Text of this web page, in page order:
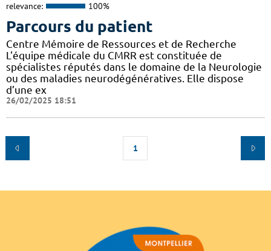
relevance: 100%
Parcours du patient
Centre Mémoire de Ressources et de Recherche
L'équipe médicale du CMRR est constituée de
spécialistes réputés dans le domaine de la Neurologie
ou des maladies neurodégénératives. Elle dispose
d’une ex
26/02/2025 18:51
1